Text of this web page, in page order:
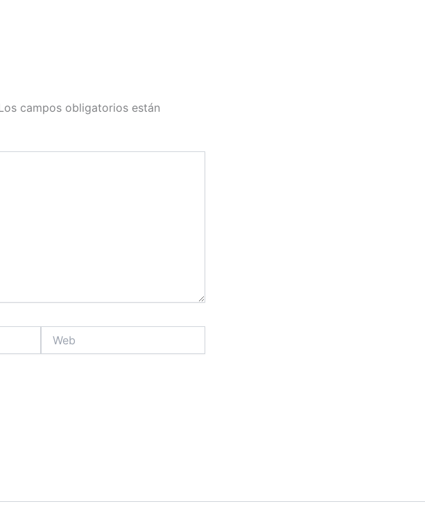
campos obligatorios están